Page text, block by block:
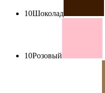
10Шоколад
10Розовый